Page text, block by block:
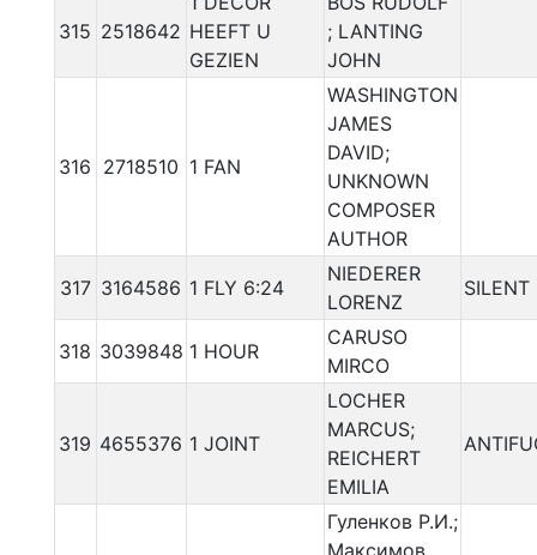
315 2518642 HEEFT U
GEZIEN
; LANTING
JOHN
316 2718510 1 FAN
WASHINGTON
JAMES
DAVID;
UNKNOWN
COMPOSER
AUTHOR
317 3164586 1 FLY 6:24
NIEDERER
LORENZ
SILENT
318 3039848 1 HOUR
CARUSO
MIRCO
319 4655376 1 JOINT
LOCHER
MARCUS;
REICHERT
EMILIA
Гуленков Р.И.;
Максимов